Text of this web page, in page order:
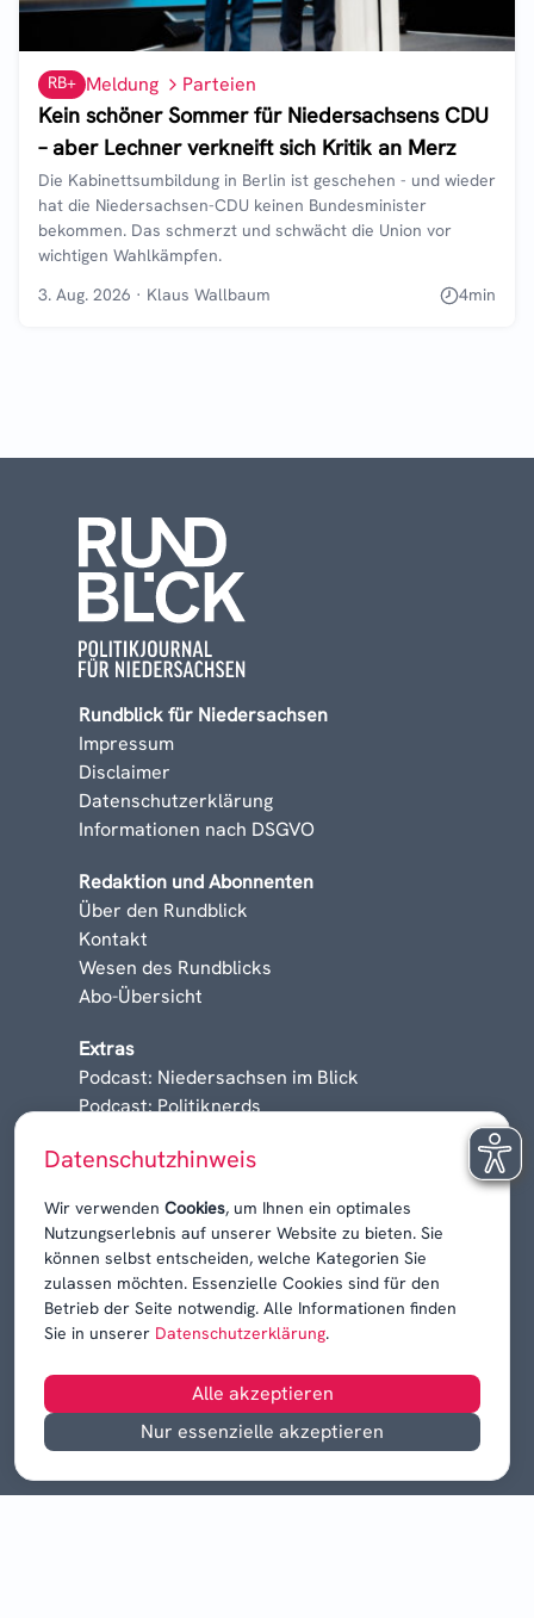
RB+ Meldung Parteien
Kein schöner Sommer für Niedersachsens CDU
– aber Lechner verkneift sich Kritik an Merz
Die Kabinettsumbildung in Berlin ist geschehen - und wieder
hat die Niedersachsen-CDU keinen Bundesminister
bekommen. Das schmerzt und schwächt die Union vor
wichtigen Wahlkämpfen.
3. Aug. 2026 · Klaus Wallbaum 4min
Datenschutzhinweis
Wir verwenden Cookies, um Ihnen ein optimales
Nutzungserlebnis auf unserer Website zu bieten. Sie
können selbst entscheiden, welche Kategorien Sie
zulassen möchten. Essenzielle Cookies sind für den
Betrieb der Seite notwendig. Alle Informationen finden
Sie in unserer Datenschutzerklärung.
Alle akzeptieren
Nur essenzielle akzeptieren
Rundblick für Niedersachsen
Impressum
Disclaimer
Datenschutzerklärung
Informationen nach DSGVO
Redaktion und Abonnenten
Über den Rundblick
Kontakt
Wesen des Rundblicks
Abo-Übersicht
Extras
Podcast: Niedersachsen im Blick
Podcast: Politiknerds
Karrieren, Krisen & Kontroversen